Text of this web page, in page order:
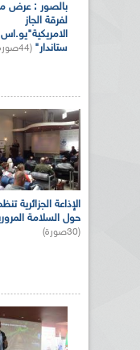
بالصور : عرض
لفرقة الجاز
ستاندار" (44صورة)
الإذاعة الجزائرية
حول السلامة
(30صورة)